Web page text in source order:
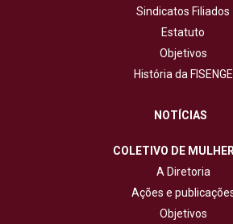
Sindicatos Filiados
Estatuto
Objetivos
História da FISENGE
NOTÍCIAS
COLETIVO DE
A Diretoria
Ações e
Objetivos